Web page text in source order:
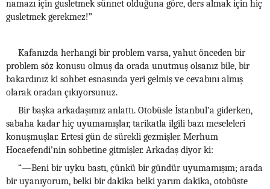
namazı için gusletmek sünnet olduğuna göre, ders almak için hiç
gusletmek gerekmez!”
Kafanızda herhangi bir problem varsa, yahut önceden bir
problem söz konusu olmuş da orada unutmuş olsanız bile, bir
bakardınız ki sohbet esnasında yeri gelmiş ve cevabını almış
olarak oradan çıkıyorsunuz.
Bir başka arkadaşımız anlattı. Otobüsle İstanbul’a giderken,
sabaha kadar hiç uyumamışlar, tarikatla ilgili bazı meseleleri
konuşmuşlar. Ertesi gün de sürekli gezmişler. Merhum
Hocaefendi’nin sohbetine gitmişler. Arkadaş diyor ki:
“—Beni bir uyku bastı, çünkü bir gündür uyumamışım; arada
bir uyanıyorum, belki bir dakika belki yarım dakika, otobüste